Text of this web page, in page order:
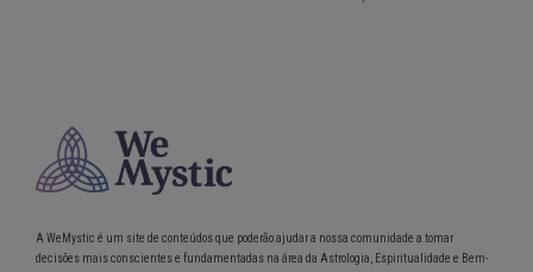
A WeMystic é um site de conteúdos que poderão ajudar a nossa comunidade a tomar
decisões mais conscientes e fundamentadas na área da Astrologia, Espiritualidade e Bem-